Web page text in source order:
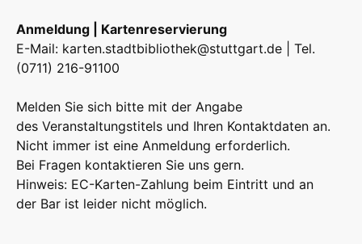
Anmeldung | Kartenreservierung
E-Mail: karten.stadtbibliothek@stuttgart.de | Tel.
(0711) 216-91100
Melden Sie sich bitte mit der Angabe
des Veranstaltungstitels und Ihren Kontaktdaten an.
Nicht immer ist eine Anmeldung erforderlich.
Bei Fragen kontaktieren Sie uns gern.
Hinweis: EC-Karten-Zahlung beim Eintritt und an
der Bar ist leider nicht möglich.